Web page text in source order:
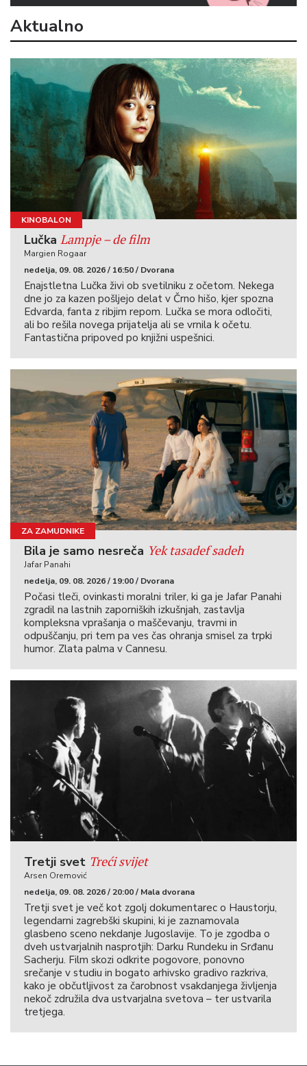
Aktualno
KINOBALON
Lučka Lampje – de film
Margien Rogaar
nedelja, 09. 08. 2026 / 16:50 / Dvorana
Enajstletna Lučka živi ob svetilniku z očetom. Nekega
dne jo za kazen pošljejo delat v Črno hišo, kjer spozna
Edvarda, fanta z ribjim repom. Lučka se mora odločiti,
ali bo rešila novega prijatelja ali se vrnila k očetu.
Fantastična pripoved po knjižni uspešnici.
ZA ZAMUDNIKE
Bila je samo nesreča Yek tasadef sadeh
Jafar Panahi
nedelja, 09. 08. 2026 / 19:00 / Dvorana
Počasi tleči, ovinkasti moralni triler, ki ga je Jafar Panahi
zgradil na lastnih zaporniških izkušnjah, zastavlja
kompleksna vprašanja o maščevanju, travmi in
odpuščanju, pri tem pa ves čas ohranja smisel za trpki
humor. Zlata palma v Cannesu.
Tretji svet Treći svijet
Arsen Oremović
nedelja, 09. 08. 2026 / 20:00 / Mala dvorana
Tretji svet je več kot zgolj dokumentarec o Haustorju,
legendarni zagrebški skupini, ki je zaznamovala
glasbeno sceno nekdanje Jugoslavije. To je zgodba o
dveh ustvarjalnih nasprotjih: Darku Rundeku in Srđanu
Sacherju. Film skozi odkrite pogovore, ponovno
srečanje v studiu in bogato arhivsko gradivo razkriva,
kako je občutljivost za čarobnost vsakdanjega življenja
nekoč združila dva ustvarjalna svetova – ter ustvarila
tretjega.